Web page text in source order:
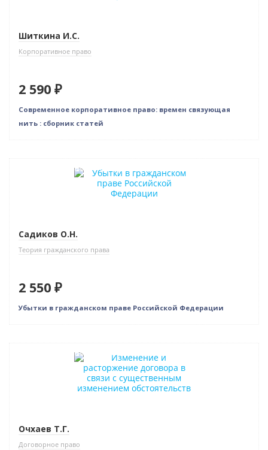
Шиткина И.С.
Корпоративное право
2 590 ₽
Современное корпоративное право: времен связующая
нить : сборник статей
Индивидуальный подход
Садиков О.Н.
Теория гражданского права
2 550 ₽
Убытки в гражданском праве Российской Федерации
Индивидуальный подход
Очхаев Т.Г.
Договорное право